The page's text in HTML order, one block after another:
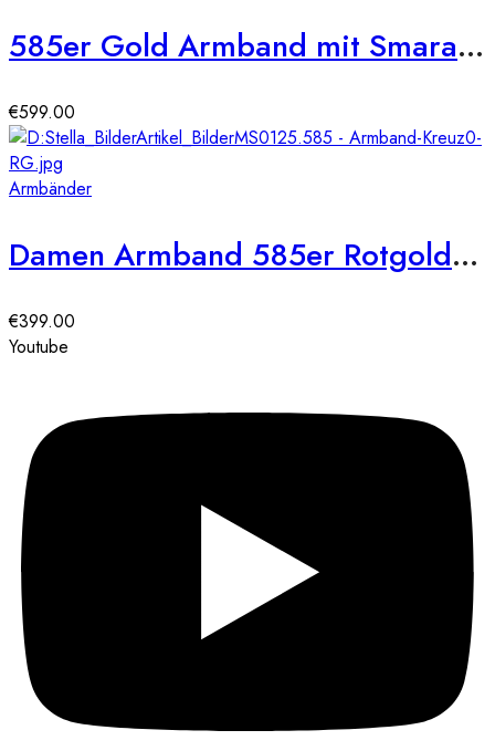
585er Gold Armband mit Smaragd 19 cm
€599.00
Armbänder
Damen Armband 585er Rotgold Zirkonia Kreuz Anhänger
€399.00
Youtube